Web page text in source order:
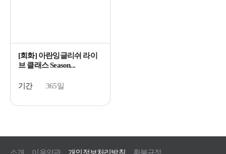
[회화] 아란잉글리쉬 라이
브 클래스 Season...
기간 365일